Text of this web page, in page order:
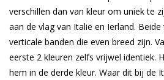
verschillen dan van kleur om uniek te
aan de vlag van Italië en Ierland.
verticale banden die even breed zijn.
eerste 2 kleuren zelfs vrijwel identiek.
hem in de derde kleur. Waar dit bij de